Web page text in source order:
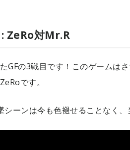
ZeRo対Mr.R
GFの3戦目です！このゲームは
です。
シーンは今も色褪せることなく